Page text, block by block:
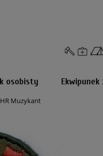
osobisty
Muzykant